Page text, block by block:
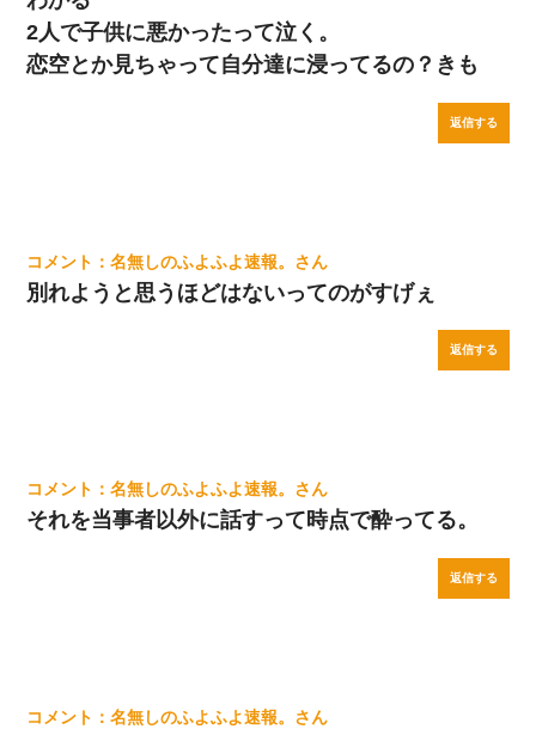
2人で子供に悪かったって泣く。
恋空とか見ちゃって自分達に浸ってるの？きも
返信する
名無しのふよふよ速報。
別れようと思うほどはないってのがすげぇ
返信する
名無しのふよふよ速報。
それを当事者以外に話すって時点で酔ってる。
返信する
名無しのふよふよ速報。